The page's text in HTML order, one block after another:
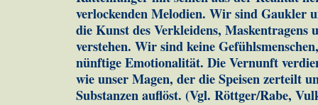
verlockenden Melodien. Wir sind Gaukler
die Kunst des Verkleidens, Maskentragens
verstehen. Wir sind keine
nünf­tige Emotionalität. Die Vernunft
wie unser Ma­gen, der die Speisen zerteilt
Substanzen auflöst. (Vgl. Rött­ger/Rabe,